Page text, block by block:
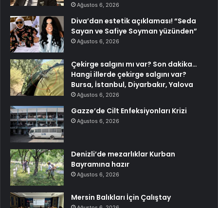
Ağustos 6, 2026
Diva’dan estetik açıklaması! “Seda
Sayan ve Safiye Soyman yüzünden”
Ağustos 6, 2026
Çekirge salgını mı var? Son dakika…
Hangi illerde çekirge salgını var?
Bursa, İstanbul, Diyarbakır, Yalova
Ağustos 6, 2026
Gazze’de Cilt Enfeksiyonları Krizi
Ağustos 6, 2026
Denizli’de mezarlıklar Kurban
Bayramına hazır
Ağustos 6, 2026
Mersin Balıkları İçin Çalıştay